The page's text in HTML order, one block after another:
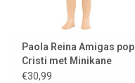
Paola Reina Amigas pop
Cristi met Minikane
onderbroekje
€30,99